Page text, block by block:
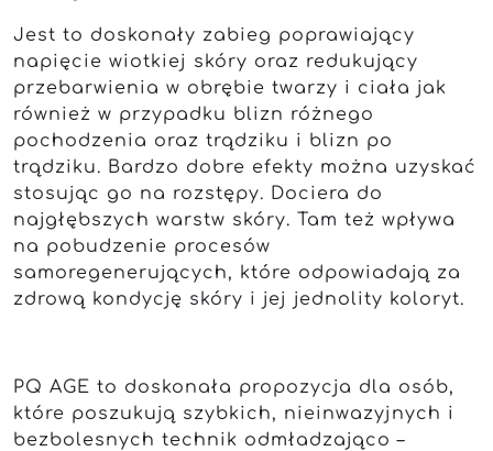
Jest to doskonały zabieg poprawiający
napięcie wiotkiej skóry oraz redukujący
przebarwienia w obrębie twarzy i ciała jak
również w przypadku blizn różnego
pochodzenia oraz trądziku i blizn po
trądziku. Bardzo dobre efekty można uzyskać
stosując go na rozstępy. Dociera do
najgłębszych warstw skóry. Tam też wpływa
na pobudzenie procesów
samoregenerujących, które odpowiadają za
zdrową kondycję skóry i jej jednolity koloryt.
PQ AGE to doskonała propozycja dla osób,
które poszukują szybkich, nieinwazyjnych i
bezbolesnych technik odmładzająco –